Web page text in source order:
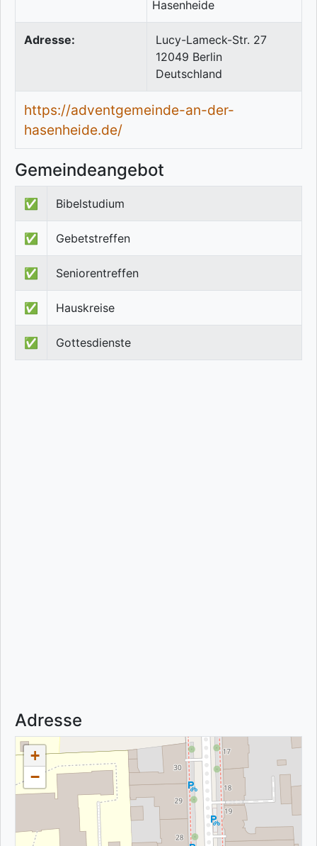
Adresse:
Lucy-Lameck-Str. 27
12049 Berlin
Deutschland
https://adventgemeinde-an-der-
hasenheide.de/
Gemeindeangebot
✅ Bibelstudium
✅ Gebetstreffen
✅ Seniorentreffen
✅ Hauskreise
✅ Gottesdienste
Adresse
+
−